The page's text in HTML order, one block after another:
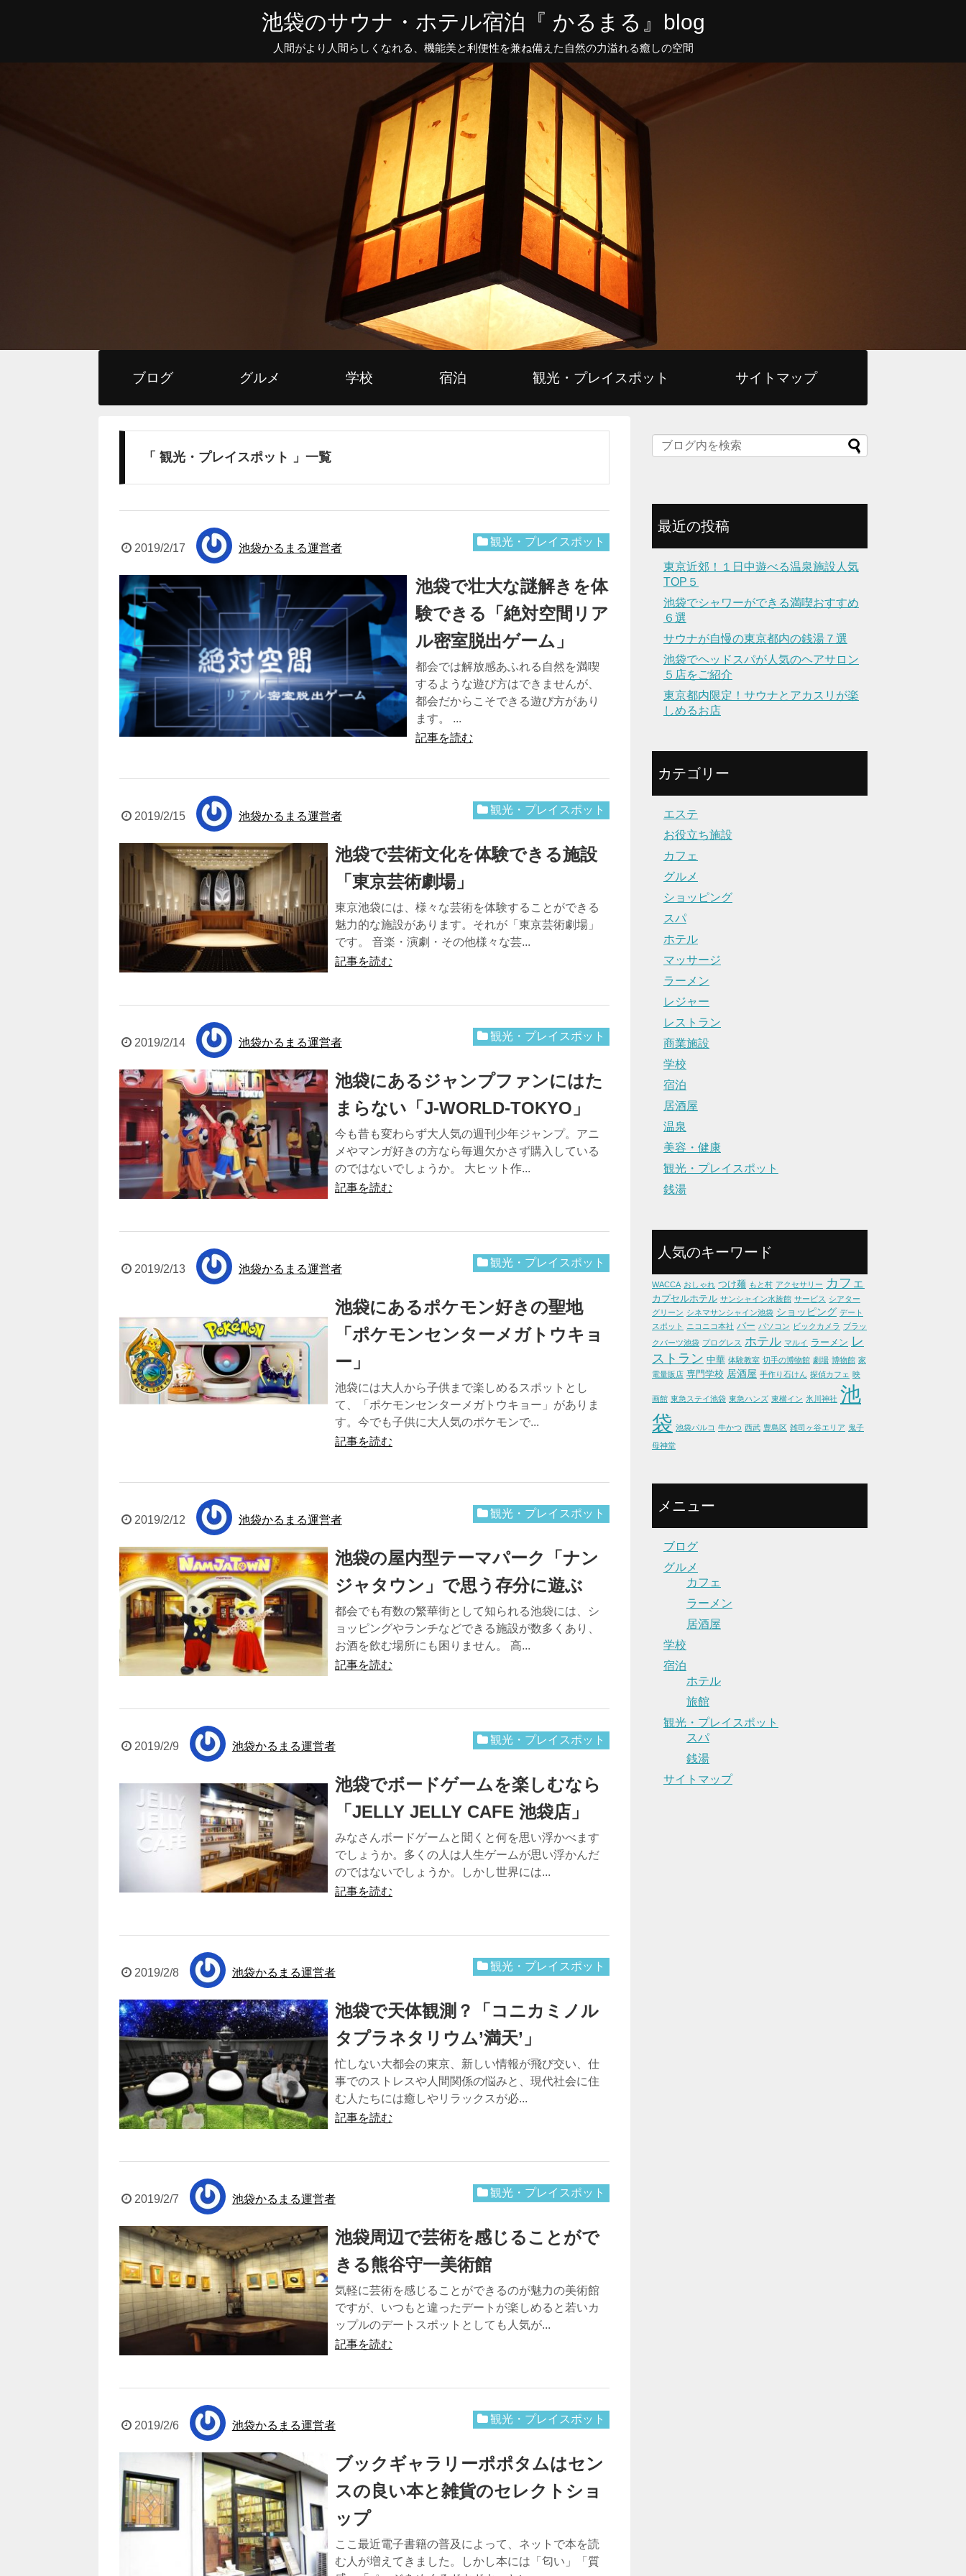
池袋のサウナ・ホテル宿泊『 かるまる』blog
人間がより人間らしくなれる、機能美と利便性を兼ね備えた自然の力溢れる癒しの空間
ブログ グルメ 学校 宿泊 観光・プレイスポット サイトマップ
「 観光・プレイスポット 」一覧
2019/2/17 池袋かるまる運営者
観光・プレイスポット
池袋で壮大な謎解きを体
験できる「絶対空間リア
ル密室脱出ゲーム」
都会では解放感あふれる自然を満喫
するような遊び方はできませんが、
都会だからこそできる遊び方があり
ます。 ...
記事を読む
2019/2/15 池袋かるまる運営者
観光・プレイスポット
池袋で芸術文化を体験できる施設
「東京芸術劇場」
東京池袋には、様々な芸術を体験することができる
魅力的な施設があります。それが「東京芸術劇場」
です。 音楽・演劇・その他様々な芸...
記事を読む
2019/2/14 池袋かるまる運営者
観光・プレイスポット
池袋にあるジャンプファンにはた
まらない「J-WORLD-TOKYO」
今も昔も変わらず大人気の週刊少年ジャンプ。アニ
メやマンガ好きの方なら毎週欠かさず購入している
のではないでしょうか。 大ヒット作...
記事を読む
2019/2/13 池袋かるまる運営者
観光・プレイスポット
池袋にあるポケモン好きの聖地
「ポケモンセンターメガトウキョ
ー」
池袋には大人から子供まで楽しめるスポットとし
て、「ポケモンセンターメガトウキョー」がありま
す。今でも子供に大人気のポケモンで...
記事を読む
2019/2/12 池袋かるまる運営者
観光・プレイスポット
池袋の屋内型テーマパーク「ナン
ジャタウン」で思う存分に遊ぶ
都会でも有数の繁華街として知られる池袋には、シ
ョッピングやランチなどできる施設が数多くあり、
お酒を飲む場所にも困りません。 高...
記事を読む
2019/2/9 池袋かるまる運営者
観光・プレイスポット
池袋でボードゲームを楽しむなら
「JELLY JELLY CAFE 池袋店」
みなさんボードゲームと聞くと何を思い浮かべます
でしょうか。多くの人は人生ゲームが思い浮かんだ
のではないでしょうか。しかし世界には...
記事を読む
2019/2/8 池袋かるまる運営者
観光・プレイスポット
池袋で天体観測？「コニカミノル
タプラネタリウム’満天’」
忙しない大都会の東京、新しい情報が飛び交い、仕
事でのストレスや人間関係の悩みと、現代社会に住
む人たちには癒しやリラックスが必...
記事を読む
2019/2/7 池袋かるまる運営者
観光・プレイスポット
池袋周辺で芸術を感じることがで
きる熊谷守一美術館
気軽に芸術を感じることができるのが魅力の美術館
ですが、いつもと違ったデートが楽しめると若いカ
ップルのデートスポットとしても人気が...
記事を読む
2019/2/6 池袋かるまる運営者
観光・プレイスポット
ブックギャラリーポポタムはセン
スの良い本と雑貨のセレクトショ
ップ
ここ最近電子書籍の普及によって、ネットで本を読
む人が増えてきました。しかし本には「匂い」「質
最近の投稿
東京近郊！１日中遊べる温泉施設人気
TOP５
池袋でシャワーができる満喫おすすめ
６選
サウナが自慢の東京都内の銭湯７選
池袋でヘッドスパが人気のヘアサロン
５店をご紹介
東京都内限定！サウナとアカスリが楽
しめるお店
カテゴリー
エステ
お役立ち施設
カフェ
グルメ
ショッピング
スパ
ホテル
マッサージ
ラーメン
レジャー
レストラン
商業施設
学校
宿泊
居酒屋
温泉
美容・健康
観光・プレイスポット
銭湯
人気のキーワード
WACCA おしゃれ つけ麺 もと村 アクセサリー カフェ
カプセルホテル サンシャイン水族館 サービス シアター
グリーン シネマサンシャイン池袋 ショッピング デート
スポット
ニコニコ本社 バー パソコン ビックカメラ ブラッ
クバーツ池袋 プログレス ホテル マルイ ラーメン レ
ストラン 中華 体験教室 切手の博物館 劇場 博物館 家
電量販店 専門学校 居酒屋 手作り石けん 探偵カフェ 映
画館 東急ステイ池袋 東急ハンズ 東横イン 氷川神社 池
袋 池袋パルコ 牛かつ 西武 豊島区 雑司ヶ谷エリア 鬼子
母神堂
メニュー
ブログ
グルメ
カフェ
ラーメン
居酒屋
学校
宿泊
ホテル
旅館
観光・プレイスポット
スパ
銭湯
サイトマップ